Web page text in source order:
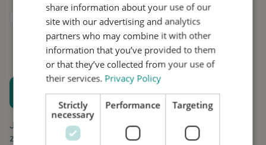
Ik geef Stil toestemming om mijn gegevens
te gebruiken voor onderzoek en
verspreiding, in overeenstemming met het
privacybeleid.*
Plan een proefpassing
Houd me op de hoogte
Jouw aanvraag is gratis en vrijblijvend. Wij gaan
zorgvuldig om met uw gegevens.
share information about your use of our
site with our advertising and analytics
partners who may combine it with other
information that you’ve provided to them
or that they’ve collected from your use of
their services. Privacy Policy
Strictly
necessary
Performance Targeting